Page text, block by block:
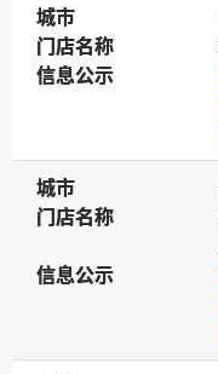
城市
城市
门店名称
门店名称
信息公示
信息公示
城市
城市
门店名称
门店名称
信息公示
信息公示